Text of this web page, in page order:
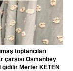
toptancıları
çarşısı Osmanbey
gidilir Merter KETEN